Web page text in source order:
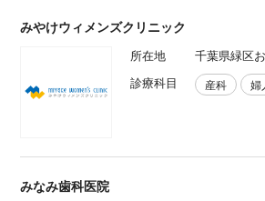
みやけウィメンズクリニック
所在地
千葉県緑区
診療科目
産科 婦
みなみ歯科医院